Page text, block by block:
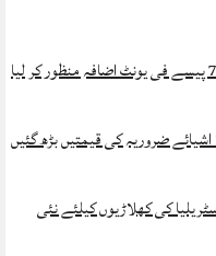
کی کھلاڑیوں کیلئے نئی